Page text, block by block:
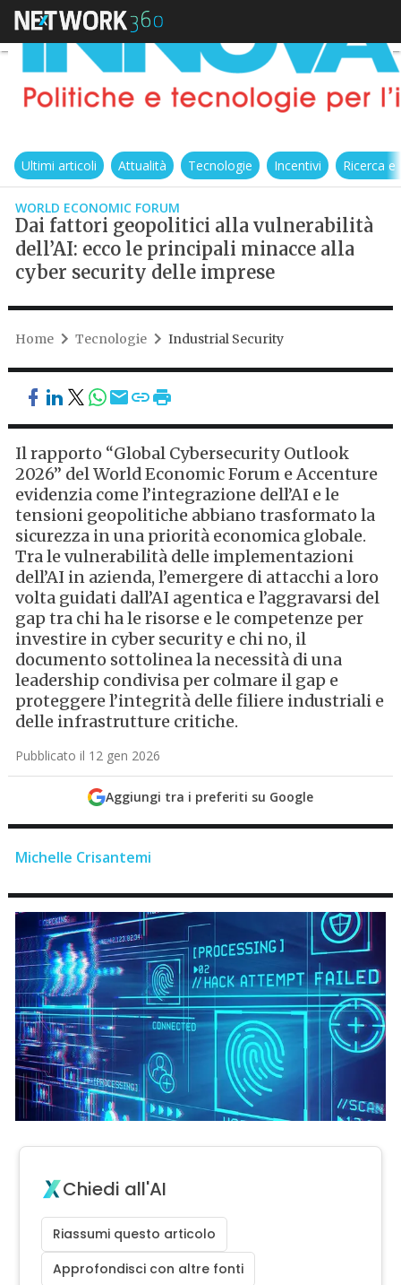
Ultimi articoli Attualità Tecnologie Incentivi Ricerca
WORLD ECONOMIC FORUM
Dai fattori geopolitici alla vulnerabilità
dell’AI: ecco le principali minacce alla
cyber security delle imprese
Home Tecnologie Industrial Security
Il rapporto “Global Cybersecurity Outlook
2026” del World Economic Forum e Accenture
evidenzia come l’integrazione dell’AI e le
tensioni geopolitiche abbiano trasformato la
sicurezza in una priorità economica globale.
Tra le vulnerabilità delle implementazioni
dell’AI in azienda, l’emergere di attacchi a loro
volta guidati dall’AI agentica e l’aggravarsi del
gap tra chi ha le risorse e le competenze per
investire in cyber security e chi no, il
documento sottolinea la necessità di una
leadership condivisa per colmare il gap e
proteggere l’integrità delle filiere industriali e
delle infrastrutture critiche.
Pubblicato il 12 gen 2026
Aggiungi tra i preferiti su Google
Michelle Crisantemi
Chiedi all'AI
Riassumi questo articolo
Approfondisci con altre fonti